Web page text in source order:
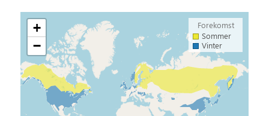
+
−
Forekomst
Sommer
Vinter